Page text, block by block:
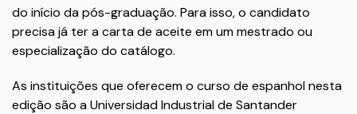
do início da pós-graduação. Para isso, o candidato
precisa já ter a carta de aceite em um mestrado ou
especialização do catálogo.
As instituições que oferecem o curso de espanhol nesta
edição são a Universidad Industrial de Santander